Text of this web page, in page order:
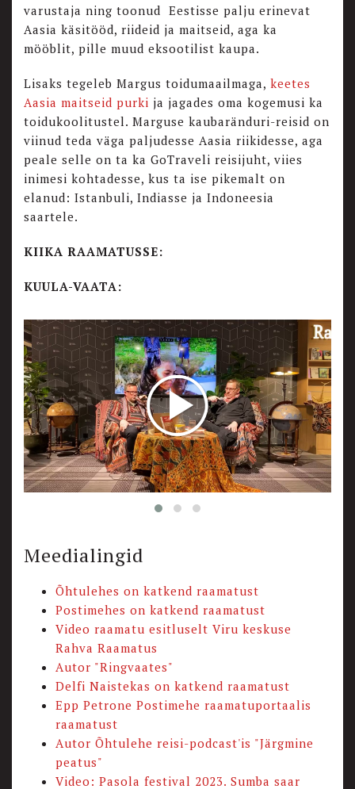
varustaja ning toonud Eestisse palju erinevat
Aasia käsitööd, riideid ja maitseid, aga ka
mööblit, pille muud eksootilist kaupa.
Lisaks tegeleb Margus toidumaailmaga, keetes
Aasia maitseid purki ja jagades oma kogemusi ka
toidukoolitustel. Marguse kaubaränduri-reisid on
viinud teda väga paljudesse Aasia riikidesse, aga
peale selle on ta ka GoTraveli reisijuht, viies
inimesi kohtadesse, kus ta ise pikemalt on
elanud: Istanbuli, Indiasse ja Indoneesia
saartele.
KIIKA RAAMATUSSE:
KUULA-VAATA:
Meedialingid
Õhtulehes on katkend raamatust
Postimehes on katkend raamatust
Video raamatu esitluselt Viru keskuse
Rahva Raamatus
Autor "Ringvaates"
Delfi Naistekas on katkend raamatust
Epp Petrone Postimehe raamatuportaalis
raamatust
Autor Õhtulehe reisi-podcast'is "Järgmine
peatus"
Video: Pasola festival 2023. Sumba saar